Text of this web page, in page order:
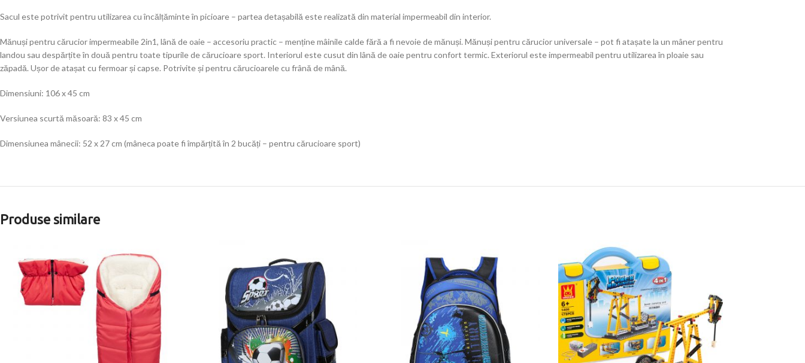
Sacul este potrivit pentru utilizarea cu încălțăminte în picioare – partea detașabilă este realizată din material impermeabil din interior.
Mănuși pentru cărucior impermeabile 2in1, lână de oaie – accesoriu practic – menține mâinile calde fără a fi nevoie de mănuși. Mănuși pentru cărucior universale – pot fi atașate la un mâner pentru
landou sau despărțite în două pentru toate tipurile de cărucioare sport. Interiorul este cusut din lână de oaie pentru confort termic. Exteriorul este impermeabil pentru utilizarea în ploaie sau
zăpadă. Ușor de atașat cu fermoar și capse. Potrivite și pentru cărucioarele cu frână de mână.
Dimensiuni: 106 x 45 cm
Versiunea scurtă măsoară: 83 x 45 cm
Dimensiunea mânecii: 52 x 27 cm (mâneca poate fi împărțită în 2 bucăți – pentru cărucioare sport)
Produse similare